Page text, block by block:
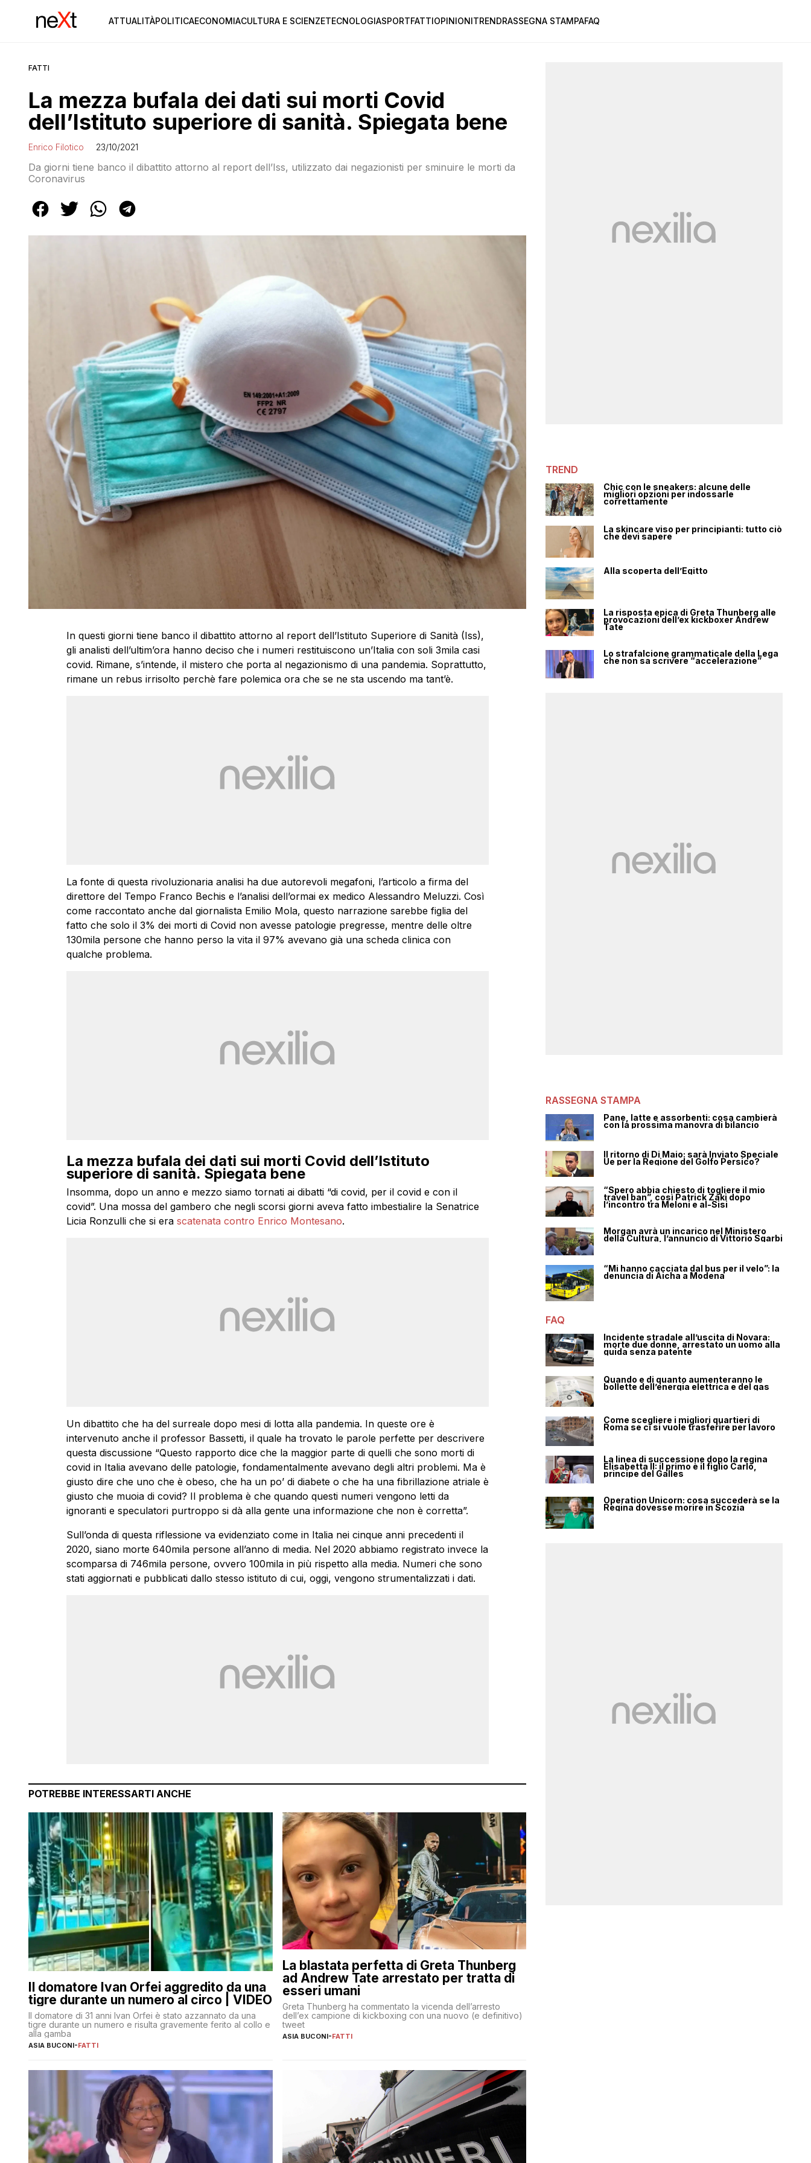
ATTUALITÀPOLITICAECONOMIACULTURA E SCIENZETECNOLOGIASPORTFATTIOPINIONITRENDRASSEGNA STAMPAFAQ
FATTI
La mezza bufala dei dati sui morti Covid
dell’Istituto superiore di sanità. Spiegata bene
Enrico Filotico 23/10/2021
Da giorni tiene banco il dibattito attorno al report dell’Iss, utilizzato dai negazionisti per sminuire le morti da
Coronavirus
In questi giorni tiene banco il dibattito attorno al report dell’Istituto Superiore di Sanità (Iss),
gli analisti dell’ultim’ora hanno deciso che i numeri restituiscono un’Italia con soli 3mila casi
covid. Rimane, s’intende, il mistero che porta al negazionismo di una pandemia. Soprattutto,
rimane un rebus irrisolto perchè fare polemica ora che se ne sta uscendo ma tant’è.
La fonte di questa rivoluzionaria analisi ha due autorevoli megafoni, l’articolo a firma del
direttore del Tempo Franco Bechis e l’analisi dell’ormai ex medico Alessandro Meluzzi. Così
come raccontato anche dal giornalista Emilio Mola, questo narrazione sarebbe figlia del
fatto che solo il 3% dei morti di Covid non avesse patologie pregresse, mentre delle oltre
130mila persone che hanno perso la vita il 97% avevano già una scheda clinica con
qualche problema.
La mezza bufala dei dati sui morti Covid dell’Istituto
superiore di sanità. Spiegata bene
Insomma, dopo un anno e mezzo siamo tornati ai dibatti “di covid, per il covid e con il
covid”. Una mossa del gambero che negli scorsi giorni aveva fatto imbestialire la Senatrice
Licia Ronzulli che si era scatenata contro Enrico Montesano.
Un dibattito che ha del surreale dopo mesi di lotta alla pandemia. In queste ore è
intervenuto anche il professor Bassetti, il quale ha trovato le parole perfette per descrivere
questa discussione “Questo rapporto dice che la maggior parte di quelli che sono morti di
covid in Italia avevano delle patologie, fondamentalmente avevano degli altri problemi. Ma è
giusto dire che uno che è obeso, che ha un po’ di diabete o che ha una fibrillazione atriale è
giusto che muoia di covid? Il problema è che quando questi numeri vengono letti da
ignoranti e speculatori purtroppo si dà alla gente una informazione che non è corretta”.
Sull’onda di questa riflessione va evidenziato come in Italia nei cinque anni precedenti il
2020, siano morte 640mila persone all’anno di media. Nel 2020 abbiamo registrato invece la
scomparsa di 746mila persone, ovvero 100mila in più rispetto alla media. Numeri che sono
stati aggiornati e pubblicati dallo stesso istituto di cui, oggi, vengono strumentalizzati i dati.
POTREBBE INTERESSARTI ANCHE
Il domatore Ivan Orfei aggredito da una
tigre durante un numero al circo | VIDEO
Il domatore di 31 anni Ivan Orfei è stato azzannato da una
tigre durante un numero e risulta gravemente ferito al collo e
alla gamba
ASIA BUCONI-FATTI
La blastata perfetta di Greta Thunberg
ad Andrew Tate arrestato per tratta di
esseri umani
Greta Thunberg ha commentato la vicenda dell’arresto
dell’ex campione di kickboxing con una nuovo (e definitivo)
tweet
ASIA BUCONI-FATTI
TREND
Chic con le sneakers: alcune delle
migliori opzioni per indossarle
correttamente
La skincare viso per principianti: tutto ciò
che devi sapere
Alla scoperta dell’Egitto
La risposta epica di Greta Thunberg alle
provocazioni dell’ex kickboxer Andrew
Tate
Lo strafalcione grammaticale della Lega
che non sa scrivere “accelerazione”
RASSEGNA STAMPA
Pane, latte e assorbenti: cosa cambierà
con la prossima manovra di bilancio
Il ritorno di Di Maio: sarà Inviato Speciale
Ue per la Regione del Golfo Persico?
“Spero abbia chiesto di togliere il mio
travel ban”, così Patrick Zaki dopo
l’incontro tra Meloni e al-Sisi
Morgan avrà un incarico nel Ministero
della Cultura, l’annuncio di Vittorio Sgarbi
“Mi hanno cacciata dal bus per il velo”: la
denuncia di Aicha a Modena
FAQ
Incidente stradale all’uscita di Novara:
morte due donne, arrestato un uomo alla
guida senza patente
Quando e di quanto aumenteranno le
bollette dell’energia elettrica e del gas
Come scegliere i migliori quartieri di
Roma se ci si vuole trasferire per lavoro
La linea di successione dopo la regina
Elisabetta II: il primo è il figlio Carlo,
principe del Galles
Operation Unicorn: cosa succederà se la
Regina dovesse morire in Scozia